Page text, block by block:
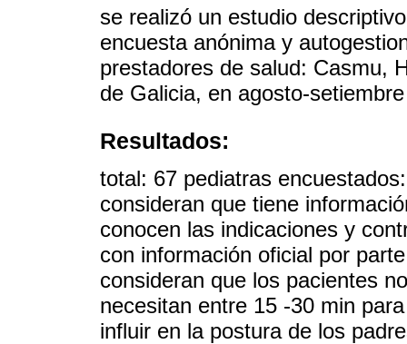
se realizó un estudio
encuesta anónima y
prestadores de salud: Casmu,
de Galicia, en agosto-
Resultados:
total: 67 pediatras
consideran que tiene
conocen las indicaciones y
con información oficial por
consideran que los pacientes
necesitan entre 15 -30 min
influir en la postura de los